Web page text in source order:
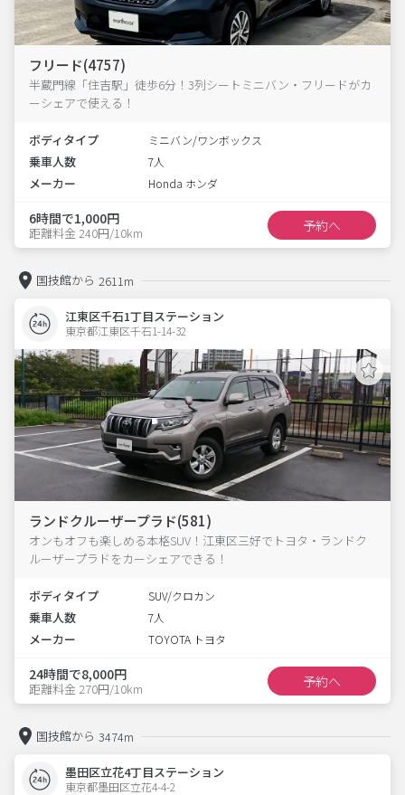
フリード(4757)
半蔵門線「住吉駅」徒歩6分！3列シートミニバン・フリードがカ
ーシェアで使える！
ボディタイプ ミニバン/ワンボックス
乗車人数 7人
メーカー Honda ホンダ
6時間で1,000円
距離料金 240円/10km 予約へ
国技館から 2611m
江東区千石1丁目ステーション
東京都江東区千石1-14-32
ランドクルーザープラド(581)
オンもオフも楽しめる本格SUV！江東区三好でトヨタ・ランドク
ルーザープラドをカーシェアできる！
ボディタイプ SUV/クロカン
乗車人数 7人
メーカー TOYOTA トヨタ
24時間で8,000円
距離料金 270円/10km 予約へ
国技館から 3474m
墨田区立花4丁目ステーション
東京都墨田区立花4-4-2